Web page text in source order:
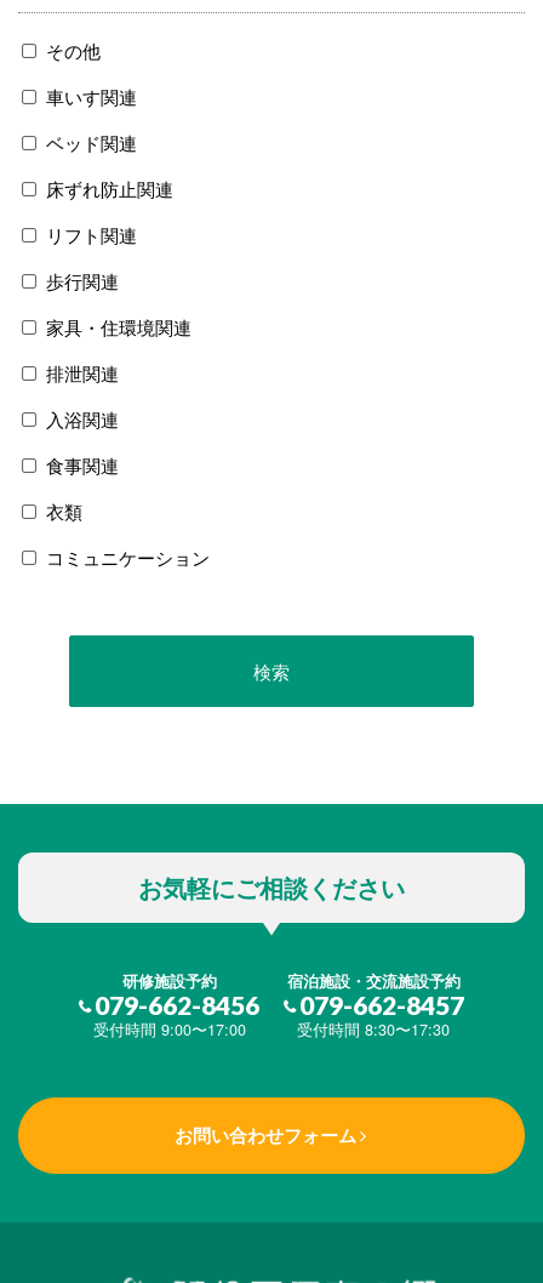
その他
車いす関連
ベッド関連
床ずれ防止関連
リフト関連
歩行関連
家具・住環境関連
排泄関連
入浴関連
食事関連
衣類
コミュニケーション
お気軽にご相談ください
研修施設予約
079-662-8456
受付時間 9:00〜17:00
宿泊施設・交流施設予約
079-662-8457
受付時間 8:30〜17:30
お問い合わせフォーム